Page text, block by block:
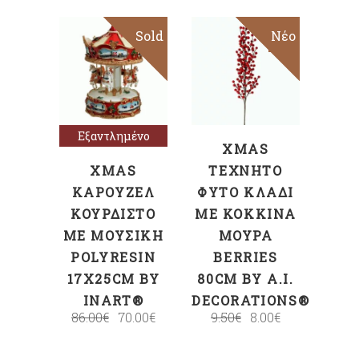
Sale
Εξαντλημένο
Sold
Διαβάστε
περισσότερα
XMAS
ΚΑΡΟΥΖΈΛ
ΚΟΥΡΔΙΣΤΌ
ΜΕ ΜΟΥΣΙΚΉ
POLYRESIN
17X25CM BY
INART®
86.00€ 70.00€
Sale
Νέο
ΠΡΟΣΘΉΚΗ
ΣΤΟ ΚΑΛΆΘΙ
XMAS
ΤΕΧΝΗΤΌ
ΦΥΤΌ ΚΛΑΔΊ
ΜΕ ΚΌΚΚΙΝΑ
ΜΟΎΡΑ
BERRIES
80CM BY A.I.
DECORATIONS®
9.50€ 8.00€